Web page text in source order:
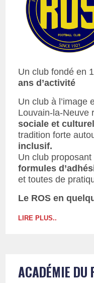
Un club fondé en
ans d’activité
Un club à l’image
Louvain-la-Neuve
sociale et
tradition forte
inclusif.
Un club proposant
formules
et toutes de
Le ROS en
LIRE PLUS..
ACADÉMIE DU